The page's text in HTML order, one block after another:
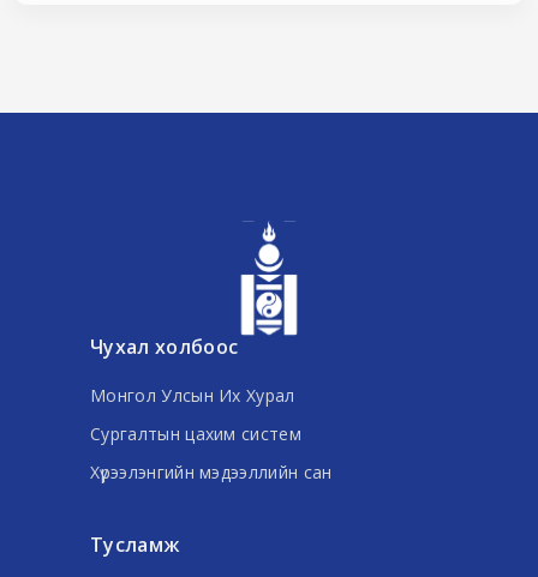
Чухал холбоос
Монгол Улсын Их Хурал
Сургалтын цахим систем
Хүрээлэнгийн мэдээллийн сан
Тусламж